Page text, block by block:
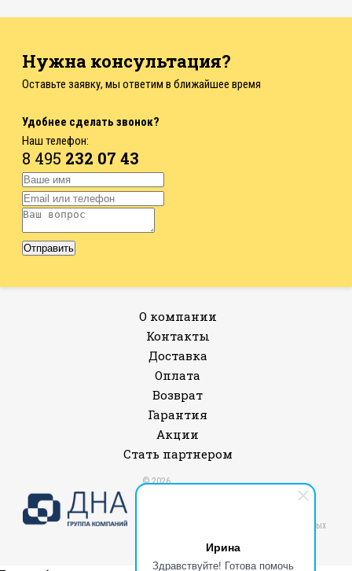
Ирина
Здравствуйте! Готова помочь
Нужна консультация?
Оставьте заявку, мы ответим в ближайшее время
Удобнее сделать звонок?
Наш телефон:
8 495 232 07 43
© 2026
Политика конфиденциальности и защиты
Согласие на обработку персональных данных
О компании
Контакты
Доставка
Оплата
Возврат
Гарантия
Акции
Стать партнером